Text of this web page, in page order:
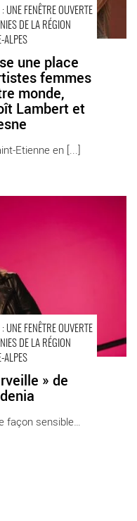
UNE FENÊTRE OUVERTE
DE LA RÉGION
ALPES
une place
femmes
monde,
Lambert et
Etienne en [...]
UNE FENÊTRE OUVERTE
DE LA RÉGION
ALPES
» de
Myriam Boudenia aborde de façon sensible la [...]